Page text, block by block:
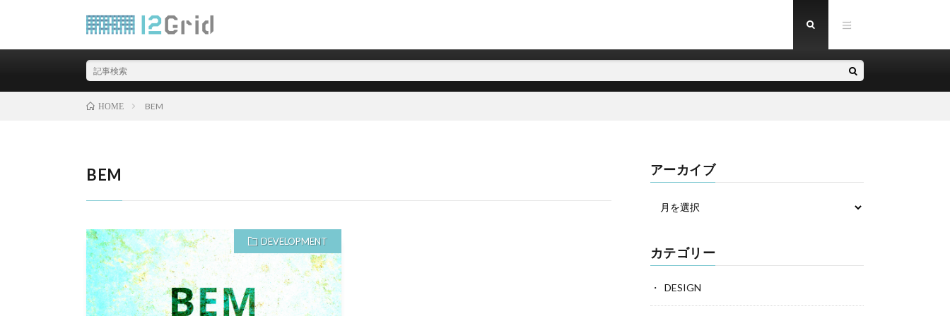
HOME BEM
BEM
DEVELOPMENT
アーカイブ
カテゴリー
DESIGN